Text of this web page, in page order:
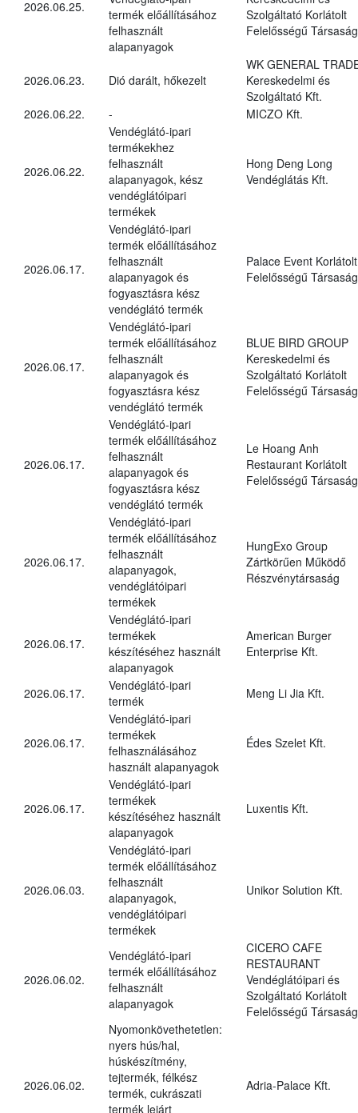
2026.06.25.
termék előállításához
felhasznált
alapanyagok
Szolgáltató Korlátolt
Felelősségű Társaság
2026.06.23. Dió darált, hőkezelt
WK GENERAL
Kereskedelmi és
Szolgáltató Kft.
2026.06.22.
- MICZO Kft.
2026.06.22.
Vendéglátó-ipari
termékekhez
felhasznált
alapanyagok, kész
vendéglátóipari
termékek
Hong Deng Long
Vendéglátás Kft.
2026.06.17.
Vendéglátó-ipari
termék előállításához
felhasznált
alapanyagok és
fogyasztásra kész
vendéglátó termék
Palace Event Korlátolt
Felelősségű Társaság
2026.06.17.
Vendéglátó-ipari
termék előállításához
felhasznált
alapanyagok és
fogyasztásra kész
vendéglátó termék
BLUE BIRD GROUP
Kereskedelmi és
Szolgáltató Korlátolt
Felelősségű Társaság
2026.06.17.
Vendéglátó-ipari
termék előállításához
felhasznált
alapanyagok és
fogyasztásra kész
vendéglátó termék
Le Hoang Anh
Restaurant Korlátolt
Felelősségű Társaság
2026.06.17.
Vendéglátó-ipari
termék előállításához
felhasznált
alapanyagok,
vendéglátóipari
termékek
HungExo Group
Zártkörűen Működő
Részvénytársaság
2026.06.17.
Vendéglátó-ipari
termékek
készítéséhez használt
alapanyagok
American Burger
Enterprise Kft.
2026.06.17.
Vendéglátó-ipari
termék
Meng Li Jia Kft.
2026.06.17.
Vendéglátó-ipari
termékek
felhasználásához
használt alapanyagok
Édes Szelet Kft.
2026.06.17.
Vendéglátó-ipari
termékek
készítéséhez használt
alapanyagok
Luxentis Kft.
2026.06.03.
Vendéglátó-ipari
termék előállításához
felhasznált
alapanyagok,
vendéglátóipari
termékek
Unikor Solution Kft.
2026.06.02.
Vendéglátó-ipari
termék előállításához
felhasznált
alapanyagok
CICERO CAFE
RESTAURANT
Vendéglátóipari és
Szolgáltató Korlátolt
Felelősségű Társaság
2026.06.02.
Nyomonkövethetetlen:
nyers hús/hal,
húskészítmény,
tejtermék, félkész
termék, cukrászati
termék lejárt
Adria-Palace Kft.